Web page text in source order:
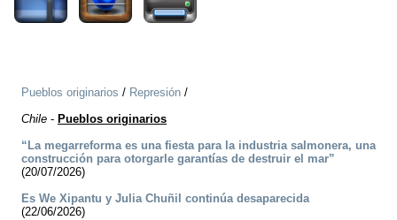
Pueblos originarios / Represión /
Chile - Pueblos originarios
“La megarreforma es una fiesta para la industria salmonera, una
construcción para otorgarle garantías de destruir el mar”
(20/07/2026)
Es We Xipantu y Julia Chuñil continúa desaparecida
(22/06/2026)